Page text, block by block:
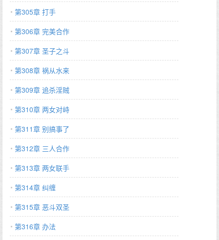
第305章 打手
第306章 完美合作
第307章 圣子之斗
第308章 祸从水来
第309章 追杀淫贼
第310章 两女对峙
第311章 别搞事了
第312章 三人合作
第313章 两女联手
第314章 纠缠
第315章 恶斗双圣
第316章 办法